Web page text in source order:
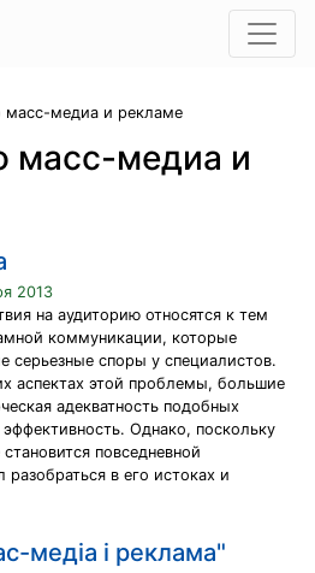
масс-медиа и рекламе
масс-медиа и
2013
на аудиторию относятся к тем
коммуникации, которые
серьезные споры у специалистов.
аспектах этой проблемы, большие
адекватность подобных
Однако, поскольку
повседневной
в его истоках и
медіа і реклама"